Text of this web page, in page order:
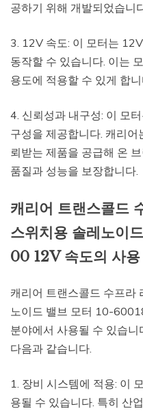
공하기 위해 개발되었습니
3. 12V 속도: 이 모터는
동작할 수 있습니다. 이는
용도에 적용할 수 있게 합니
4. 신뢰성과 내구성: 이 모
구성을 제공합니다. 캐리
뢰받는 제품을 공급해 온
품질과 성능을 보장합니다.
캐리어 트랜스콜드
스위치용 솔레노이
00 12V 속도의 사용
캐리어 트랜스콜드 수프라
노이드 밸브 모터 10-
분야에서 사용될 수 있습
다음과 같습니다.
1. 장비 시스템에 적용: 이
용될 수 있습니다. 특히 산